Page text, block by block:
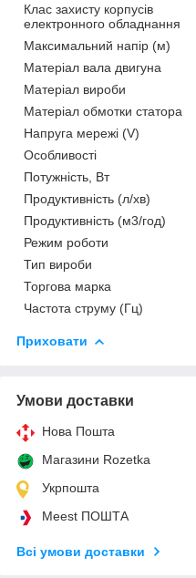
Клас захисту корпусів
електронного обладнання
Максимальний напір (м)
Матеріал вала двигуна
Матеріал вироби
Матеріал обмотки статора
Напруга мережі (V)
Особливості
Потужність, Вт
Продуктивність (л/хв)
Продуктивність (м3/год)
Режим роботи
Тип вироби
Торгова марка
Частота струму (Гц)
Приховати
Умови доставки
Нова Пошта
Магазини Rozetka
Укрпошта
Meest ПОШТА
Всі умови доставки